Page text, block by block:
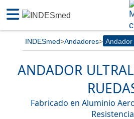
INDESmed Andadores
ANDADOR
Fabricado en Aluminio
Resistencia